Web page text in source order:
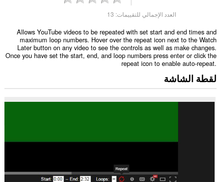
العدد الإجمالي للتقييمات: 13
Allows YouTube videos to be repeated with set start and end times and
maximum loop numbers. Hover over the repeat icon next to the Watch
Later button on any video to see the controls as well as make changes.
Once you have set the start, end, and loop numbers press enter or click the
repeat icon to enable auto-repeat.
لقطة الشاشة